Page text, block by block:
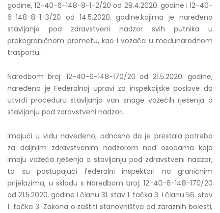
godine, 12-40-6-148-8-1-2/20 od 29.4.2020. godine i 12-40-
6-148-8-1-3/20 od 14.5.2020. godine.kojima je naređeno
stavljanje pod zdravstveni nadzor svih putnika u
prekograničnom prometu, kao i vozača u međunarodnom
trasportu.
Naredbom broj: 12-40-6-148-170/20 od 21.5.2020. godine,
naređeno je Federalnoj upravi za inspekcijske poslove da
utvrdi proceduru stavljanja van snage važećih rješenja o
stavljanju pod zdravstveni nadzor.
Imajući u vidu navedeno, odnosno da je prestala potreba
za daljnjim zdravstvenim nadzorom nad osobama koja
imaju važeća rješenja o stavljanju pod zdravstveni nadzor,
to su postupajući federalni inspektori na graničnim
prijelazima, u skladu s Naredbom broj: 12-40-6-148-170/20
od 21.5.2020. godine i članu 31. stav 1. tačka 3. i članu 56. stav
1. tačka 3. Zakona o zaštiti stanovništva od zaraznih bolesti,